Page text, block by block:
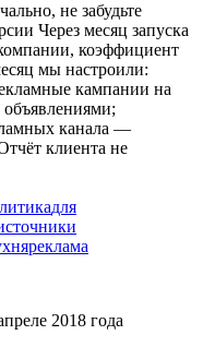
не забудьте
Через месяц запуска
коэффициент
мы настроили:
кампании на
канала —
клиента не
для
реклама
2018 года